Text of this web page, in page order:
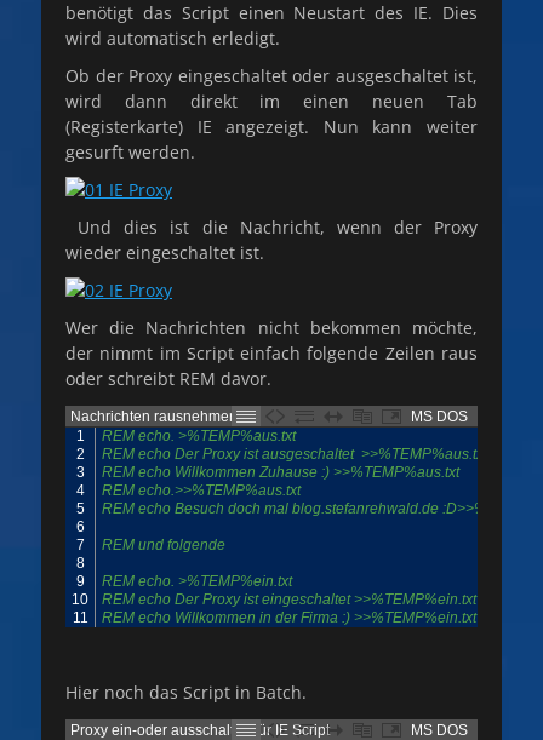
benötigt das Script einen Neustart des IE. Dies
wird automatisch erledigt.
Ob der Proxy eingeschaltet oder ausgeschaltet ist,
wird dann direkt im einen neuen Tab
(Registerkarte) IE angezeigt. Nun kann weiter
gesurft werden.
Und dies ist die Nachricht, wenn der Proxy
wieder eingeschaltet ist.
Wer die Nachrichten nicht bekommen möchte,
der nimmt im Script einfach folgende Zeilen raus
oder schreibt REM davor.
Nachrichten rausnehmen
MS DOS
1
2
3
4
5
6
7
8
9
10
11
REM echo. >%TEMP%aus.txt
REM echo Der Proxy ist ausgeschaltet  >>%TEMP%aus.txt
REM echo Willkommen Zuhause :) >>%TEMP%aus.txt
REM echo.>>%TEMP%aus.txt
REM echo Besuch doch mal blog.stefanrehwald.de
REM und folgende
REM echo. >%TEMP%ein.txt
REM echo Der Proxy ist eingeschaltet >>%TEMP%ein.txt
REM echo Willkommen in der Firma :) >>%TEMP%ein.txt
Hier noch das Script in Batch.
Proxy ein-oder ausschalten für IE Script
MS DOS